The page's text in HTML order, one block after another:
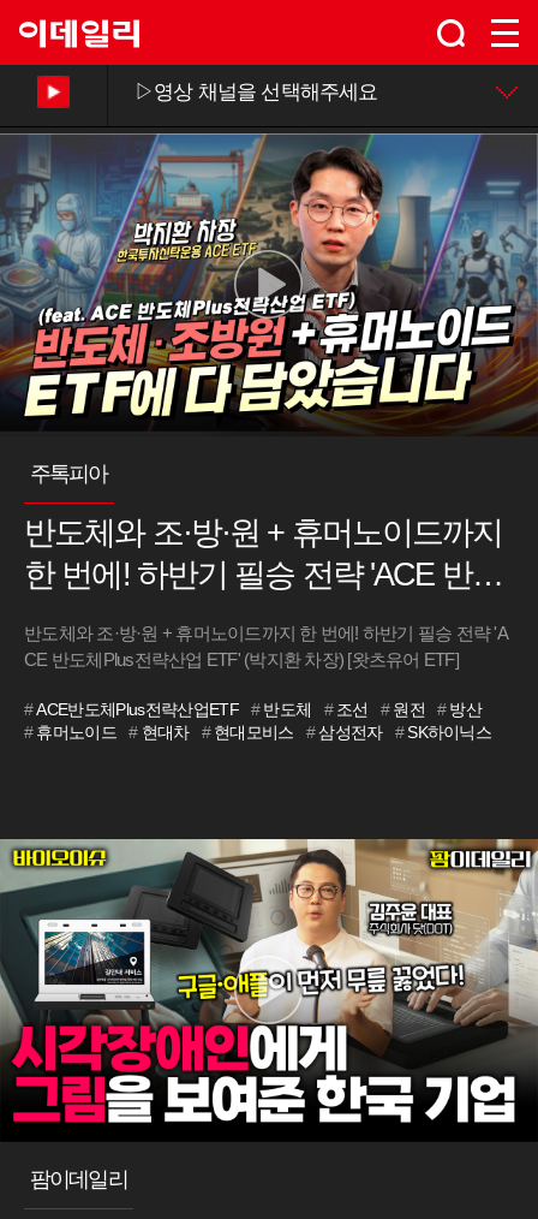
주톡피아
반도체와 조·방·원 + 휴머노이드까지
한 번에! 하반기 필승 전략 'ACE 반도
체Plus전략산업 ETF' (박지환 차장)
[왓츠유어 ETF]
반도체와 조·방·원 + 휴머노이드까지 한 번에! 하반기 필승 전략 'A
CE 반도체Plus전략산업 ETF' (박지환 차장) [왓츠유어 ETF]
# ACE반도체Plus전략산업ETF # 반도체 # 조선 # 원전 # 방산
# 휴머노이드 # 현대차 # 현대모비스 # 삼성전자 # SK하이닉스
팜이데일리